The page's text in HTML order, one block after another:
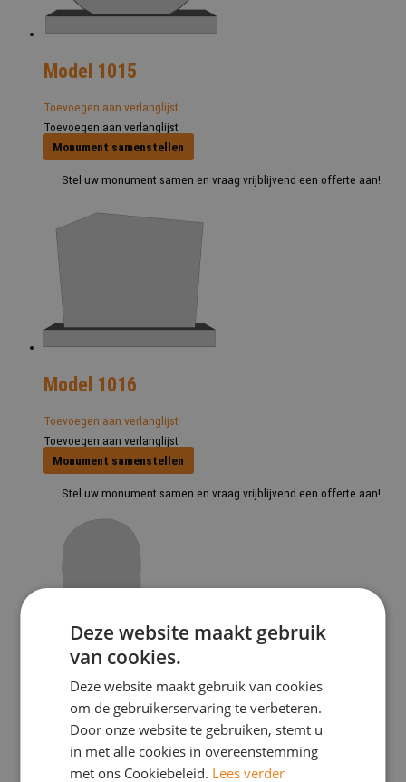
Model 1015
Toevoegen aan verlanglijst
Toevoegen aan verlanglijst
Monument samenstellen
Stel uw monument samen en vraag vrijblijvend een offerte aan!
Model 1016
Toevoegen aan verlanglijst
Toevoegen aan verlanglijst
Monument samenstellen
Stel uw monument samen en vraag vrijblijvend een offerte aan!
Model 1023
Toevoegen aan verlanglijst
Toevoegen aan verlanglijst
Monument samenstellen
Stel uw monument samen en vraag vrijblijvend een offerte aan!
Deze website maakt gebruik
van cookies.
Deze website maakt gebruik van cookies
om de gebruikerservaring te verbeteren.
Door onze website te gebruiken, stemt u
in met alle cookies in overeenstemming
met ons Cookiebeleid. Lees verder